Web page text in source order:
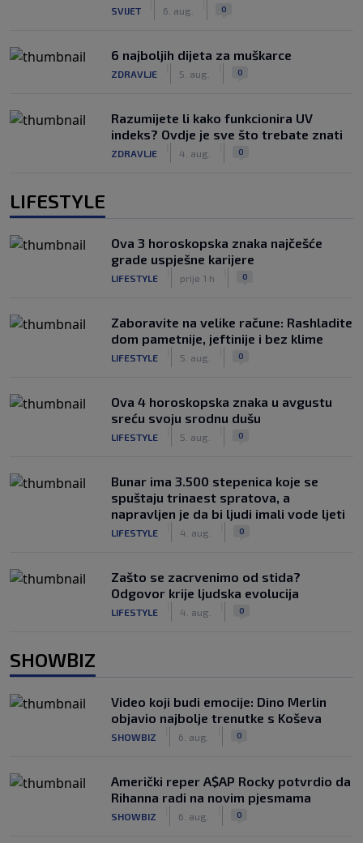
SVIJET 6. aug. 0
6 najboljih dijeta za muškarce
ZDRAVLJE 5. aug. 0
Razumijete li kako funkcionira UV
indeks? Ovdje je sve što trebate znati
ZDRAVLJE 4. aug. 0
LIFESTYLE
Ova 3 horoskopska znaka najčešće
grade uspješne karijere
LIFESTYLE prije 1 h 0
Zaboravite na velike račune: Rashladite
dom pametnije, jeftinije i bez klime
LIFESTYLE 5. aug. 0
Ova 4 horoskopska znaka u avgustu
sreću svoju srodnu dušu
LIFESTYLE 5. aug. 0
Bunar imа 3.500 stepenica koje se
spuštaju trinaest spratova, a
napravljen je da bi ljudi imali vode ljeti
LIFESTYLE 4. aug. 0
Zašto se zacrvenimo od stida?
Odgovor krije ljudska evolucija
LIFESTYLE 4. aug. 0
SHOWBIZ
Video koji budi emocije: Dino Merlin
objavio najbolje trenutke s Koševa
SHOWBIZ 6. aug. 0
Američki reper A$AP Rocky potvrdio da
Rihanna radi na novim pjesmama
SHOWBIZ 6. aug. 0